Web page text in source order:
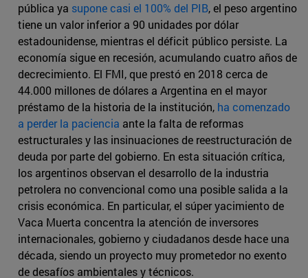
pública ya supone casi el 100% del PIB, el peso argentino
tiene un valor inferior a 90 unidades por dólar
estadounidense, mientras el déficit público persiste. La
economía sigue en recesión, acumulando cuatro años de
decrecimiento. El FMI, que prestó en 2018 cerca de
44.000 millones de dólares a Argentina en el mayor
préstamo de la historia de la institución, ha comenzado
a perder la paciencia ante la falta de reformas
estructurales y las insinuaciones de reestructuración de
deuda por parte del gobierno. En esta situación crítica,
los argentinos observan el desarrollo de la industria
petrolera no convencional como una posible salida a la
crisis económica. En particular, el súper yacimiento de
Vaca Muerta concentra la atención de inversores
internacionales, gobierno y ciudadanos desde hace una
década, siendo un proyecto muy prometedor no exento
de desafíos ambientales y técnicos.